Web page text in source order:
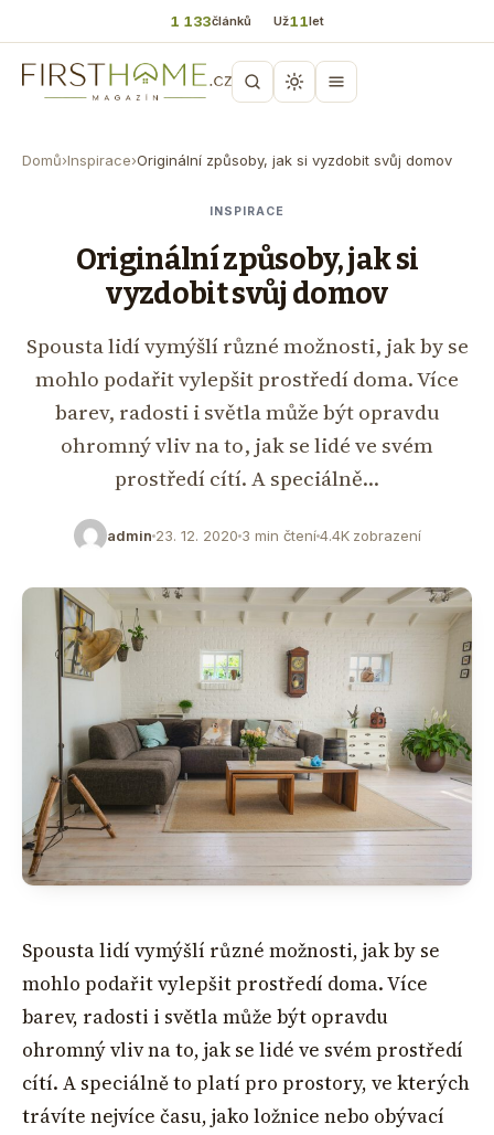
1 133článků Už11let
Domů›Inspirace›Originální způsoby, jak si vyzdobit svůj domov
INSPIRACE
Originální způsoby, jak si
vyzdobit svůj domov
Spousta lidí vymýšlí různé možnosti, jak by se
mohlo podařit vylepšit prostředí doma. Více
barev, radosti i světla může být opravdu
ohromný vliv na to, jak se lidé ve svém
prostředí cítí. A speciálně…
admin 23. 12. 2020 3 min čtení4.4K zobrazení
Spousta lidí vymýšlí různé možnosti, jak by se
mohlo podařit vylepšit prostředí doma. Více
barev, radosti i světla může být opravdu
ohromný vliv na to, jak se lidé ve svém prostředí
cítí. A speciálně to platí pro prostory, ve kterých
trávíte nejvíce času, jako ložnice nebo obývací